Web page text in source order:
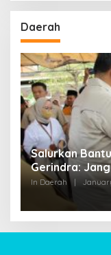
Daerah
Salurkan
Gerindra:
Agenda Politik
In Daerah